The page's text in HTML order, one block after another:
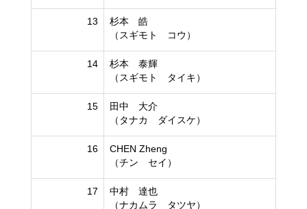
13
杉本 皓
（スギモト コウ）
14
杉本 泰輝
（スギモト タイキ）
15
田中 大介
（タナカ ダイスケ）
16
CHEN Zheng
（チン セイ）
17
中村 達也
（ナカムラ タツヤ）